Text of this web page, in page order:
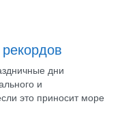
дни
и
это приносит море